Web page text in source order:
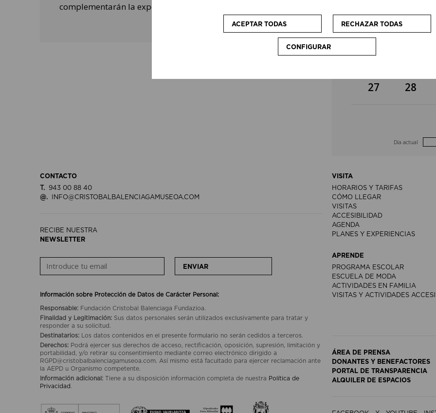
complementarán la experiencia de las personas visitantes.
13 14
20
27 28
Día actual
CONTACTO
T.
943 00 88 40
@.
INFO@CRISTOBALBALENCIAGAMUSEOA.COM
RECIBE NUESTRA
NEWSLETTER
ENVIAR
Información sobre Protección de Datos de Carácter Personal:
Responsable: Fundación Cristobal Balenciaga Fundazioa.
Finalidad y Legitimación: Sus datos personales serán utilizados exclusivamente para tratar y
responder a su solicitud.
Destinatarios:
Los datos contenidos en el presente formulario no serán cedidos a terceros.
Derechos: Podrá ejercer sus derechos de acceso, rectificación, oposición, supresión, limitación y
portabilidad, y/o retirar su consentimiento mediante correo electrónico dirigido a
RGPD@cristobalbalenciagamuseoa.com. Así mismo está facultado para ejercer reclamación ante
la AEPD u Organismo competente.
Información adicional: Tiene a su disposición información completa de nuestra Política de
Privacidad .
VISITA
HORARIOS Y TARIFAS
CÓMO LLEGAR
VISITAS
ACCESIBILIDAD
AGENDA
PLANES Y EXPERIENCIAS
APRENDE
PROGRAMA ESCOLAR
ESCUELA DE MODA
ACTIVIDADES EN FAMILIA
VISITAS Y ACTIVIDADES
ÁREA DE PRENSA
DONANTES Y BENEFACTORES
PORTAL DE TRANSPARENCIA
ALQUILER DE ESPACIOS
ACEPTAR TODAS RECHAZAR TODAS
CONFIGURAR